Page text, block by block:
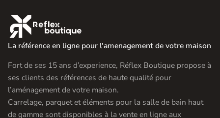

La référence en ligne pour l'amenagement de votre maison
Fort de ses 15 ans d’experience, Réflex Boutique propose à
ses clients des références de haute qualité pour
l’aménagement de votre maison.
Carrelage, parquet et éléments pour la salle de bain haut
de gamme sont disponibles à la vente en ligne aux